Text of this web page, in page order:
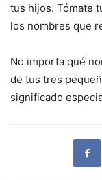
tus hijos. Tómate
los nombres que
No importa qué
de tus tres
significado